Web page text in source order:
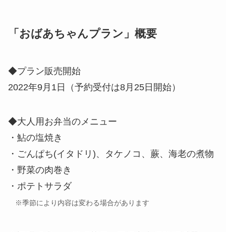
「おばあちゃんプラン」概要
◆プラン販売開始
2022年9月1日（予約受付は8月25日開始）
◆大人用お弁当のメニュー
・鮎の塩焼き
・ごんぱち(イタドリ)、タケノコ、蕨、海老の煮物
・野菜の肉巻き
・ポテトサラダ
※季節により内容は変わる場合があります